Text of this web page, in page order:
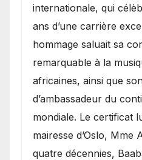
internationale, qui
ans d’une carrière
hommage saluait sa
remarquable à la
africaines, ainsi que
d’ambassadeur du
mondiale. Le certificat
mairesse d’Oslo, Mme
quatre décennies,